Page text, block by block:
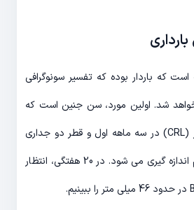
زنی 20 هفته است که باردار بوده که تفسیر سونوگرافی
خواهد شد. اولین مورد، سن جنین است که
معمولاً با طول تاج کمر (CRL) در سه ماهه اول و قطر دو جداری
(BPD) در سه ماهه دوم اندازه گیری می شود. در 20 هفتگی، انتظار